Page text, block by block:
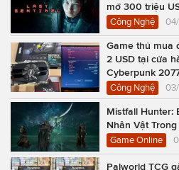
mở 300 triệu
Công Nghệ
Game thủ mua
2 USD tại cửa
Cyberpunk
Công Nghệ
Mistfall Hunter:
Nhân Vật
Game Online
Palworld TCG